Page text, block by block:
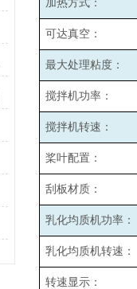
加热方式：
可达真空：
最大处理粘度：
搅拌机功率：
搅拌机转速：
桨叶配置：
刮板材质：
乳化均质机功率：
乳化均质机转速：
转速显示：